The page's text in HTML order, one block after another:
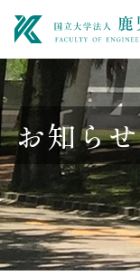
お知らせ